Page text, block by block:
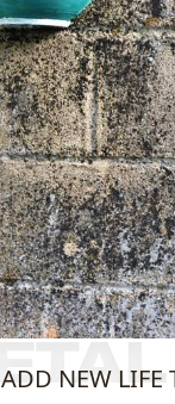
NEW